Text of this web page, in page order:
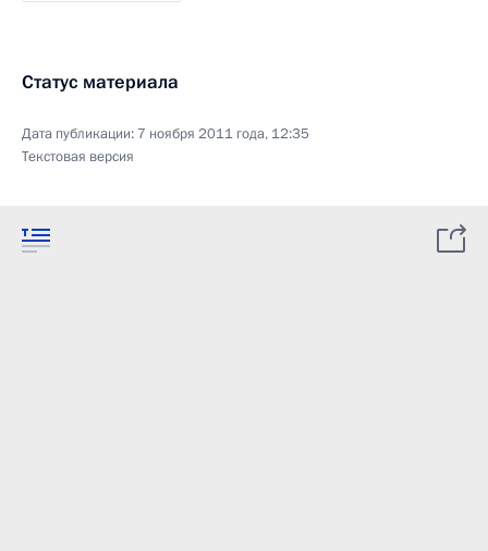
Статус материала
Дата публикации: 7 ноября 2011 года, 12:35
Текстовая версия